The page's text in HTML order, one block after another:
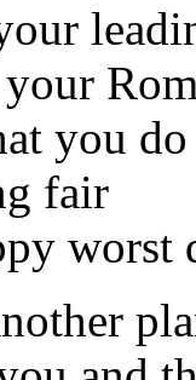
you do
fair
worst